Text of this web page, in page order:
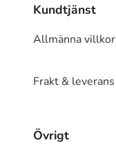
Kundtjänst
Allmänna villkor
Frakt & leverans
Övrigt